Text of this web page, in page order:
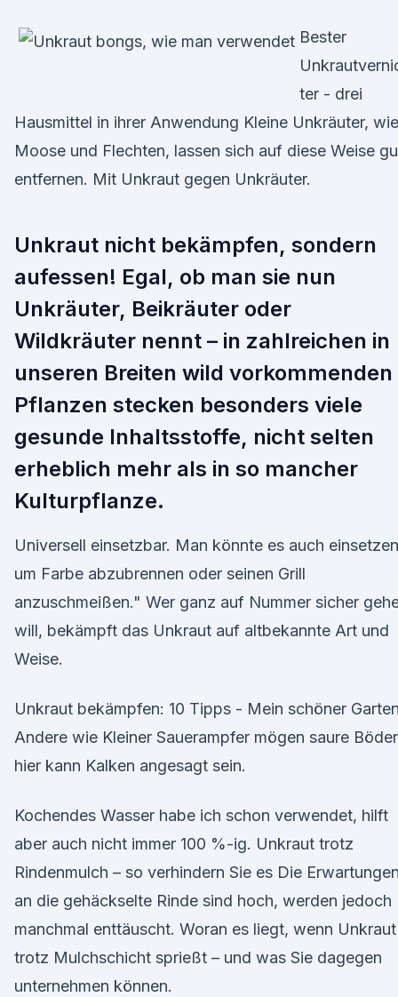
Bester
ter - drei
Hausmittel in ihrer Anwendung Kleine Unkräuter, wie
Moose und Flechten, lassen sich auf diese Weise
entfernen. Mit Unkraut gegen Unkräuter.
Unkraut nicht bekämpfen, sondern
aufessen! Egal, ob man sie nun
Unkräuter, Beikräuter oder
Wildkräuter nennt – in zahlreichen in
unseren Breiten wild vorkommenden
Pflanzen stecken besonders viele
gesunde Inhaltsstoffe, nicht selten
erheblich mehr als in so mancher
Kulturpflanze.
Universell einsetzbar. Man könnte es auch einsetzen
um Farbe abzubrennen oder seinen Grill
anzuschmeißen." Wer ganz auf Nummer sicher
will, bekämpft das Unkraut auf altbekannte Art und
Weise.
Unkraut bekämpfen: 10 Tipps - Mein schöner Garten
Andere wie Kleiner Sauerampfer mögen saure
hier kann Kalken angesagt sein.
Kochendes Wasser habe ich schon verwendet, hilft
aber auch nicht immer 100 %-ig. Unkraut trotz
Rindenmulch – so verhindern Sie es Die Erwartungen
an die gehäckselte Rinde sind hoch, werden jedoch
manchmal enttäuscht. Woran es liegt, wenn Unkraut
trotz Mulchschicht sprießt – und was Sie dagegen
unternehmen können.